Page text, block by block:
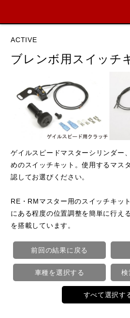
HARLEY DAVIDSON
閉じる
ACTIVE
ブレンボ用スイッチ
ゲイルスピードマスターシリンダー
めのスイッチキット。使用するマス
認してお選びください。
RE・RMマスター用のスイッチキッ
にある程度の位置調整を簡単に行え
を搭載しています。
前回の結果に戻る
車種を選択する 検
すべて選択す